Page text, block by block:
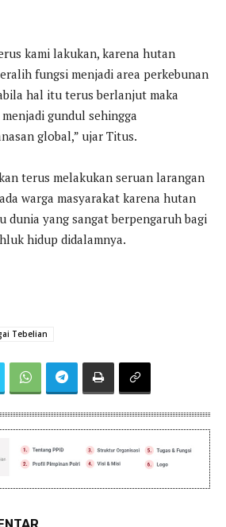
kami lakukan, karena hutan
fungsi menjadi area perkebunan
hal itu terus berlanjut maka
gundul sehingga
global,” ujar Titus.
terus melakukan seruan larangan
warga masyarakat karena hutan
dunia yang sangat berpengaruh bagi
hidup didalamnya.
Tebelian